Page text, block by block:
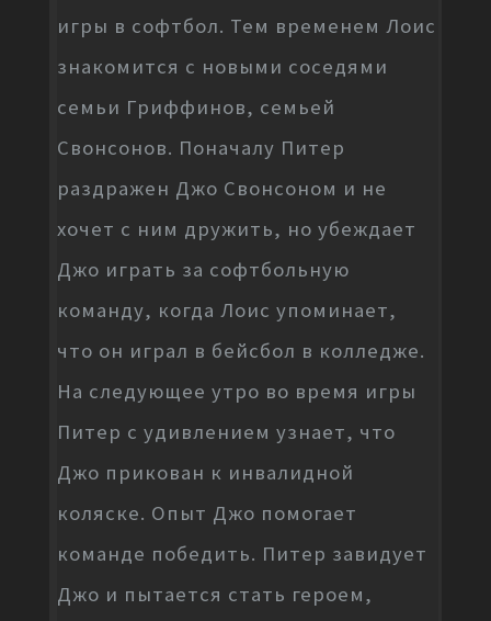
игры в софтбол. Тем временем Лоис
знакомится с новыми соседями
семьи Гриффинов, семьей
Свонсонов. Поначалу Питер
раздражен Джо Свонсоном и не
хочет с ним дружить, но убеждает
Джо играть за софтбольную
команду, когда Лоис упоминает,
что он играл в бейсбол в колледже.
На следующее утро во время игры
Питер с удивлением узнает, что
Джо прикован к инвалидной
коляске. Опыт Джо помогает
команде победить. Питер завидует
Джо и пытается стать героем,